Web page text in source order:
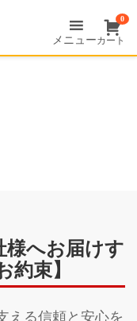
メニューカート
0
様へお届けす
約束】
える信頼と安心を